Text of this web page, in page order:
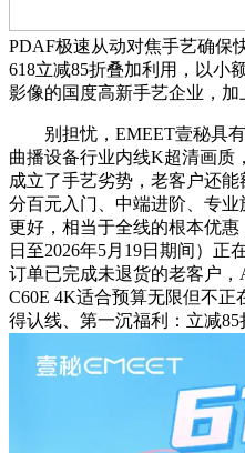
PDAF极速从动对焦手艺确保
618立减85折叠加利用，以小
影像的国度高新手艺企业，加
别担忧，EMEET壹秘具有
曲播设备行业内线K超清画质
成立了手艺劣势，老客户还
分百元入门、中端进阶、专
更好，相当于全线的根本优惠
日至2026年5月19日期间）正
订单已完成未退货的老客户
C60E 4K适合预算无限但不
得认线、第一沉福利：立减85